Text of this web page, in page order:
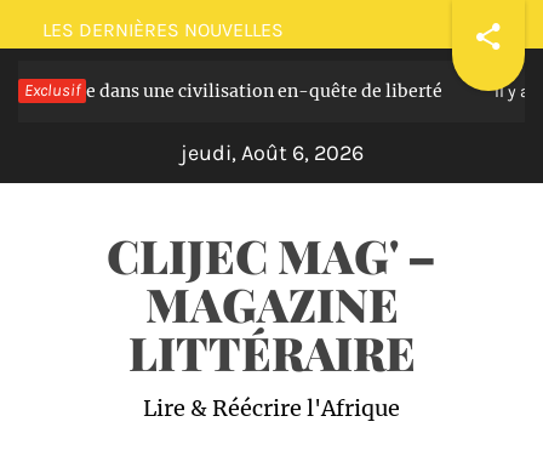
Passer
au
contenu
LES DERNIÈRES NOUVELLES
Exclusif
voyage dans une civilisation en-quête de liberté Il y a 3
jeudi, Août 6, 2026
CLIJEC MAG' –
MAGAZINE
LITTÉRAIRE
Lire & Réécrire l'Afrique